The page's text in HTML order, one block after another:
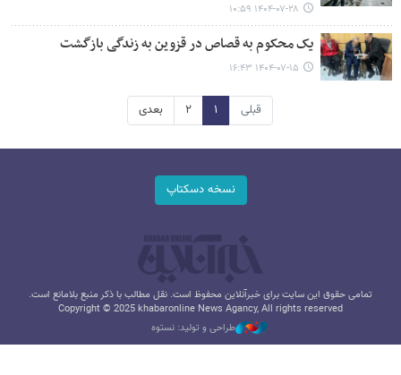
۱۴۰۴-۰۷-۲۸ ۱۰:۵۹
یک محکوم به قصاص در قزوین به زندگی بازگشت
۱۴۰۴-۰۷-۱۵ ۱۶:۴۳
قبلی ۱ ۲ بعدی
نسخه دسکتاپ
تمامی حقوق این سایت برای خبرآنلاین محفوظ است. نقل مطالب با ذکر منبع بلامانع است.
Copyright © 2025 khabaronline News Agancy, All rights reserved
طراحی و تولید: نستوه